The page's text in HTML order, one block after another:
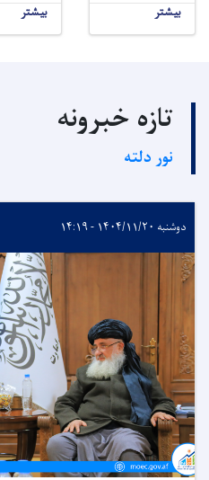
بیشتر بیشتر
تازه خبرونه
نور دلته
دوشنبه ۱۴۰۴/۱۱/۲۰ - ۱۴:۱۹